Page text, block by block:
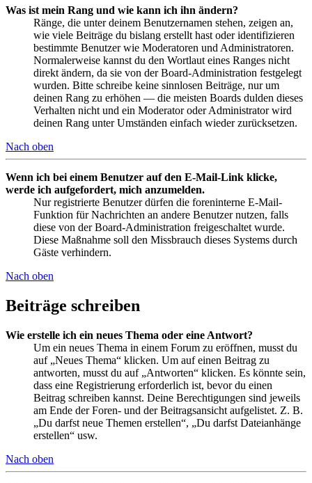
Was ist mein Rang und wie kann ich ihn ändern?
Ränge, die unter deinem Benutzernamen stehen, zeigen an,
wie viele Beiträge du bislang erstellt hast oder identifizieren
bestimmte Benutzer wie Moderatoren und Administratoren.
Normalerweise kannst du den Wortlaut eines Ranges nicht
direkt ändern, da sie von der Board-Administration festgelegt
wurden. Bitte schreibe keine sinnlosen Beiträge, nur um
deinen Rang zu erhöhen — die meisten Boards dulden dieses
Verhalten nicht und ein Moderator oder Administrator wird
deinen Rang unter Umständen einfach wieder zurücksetzen.
Nach oben
Wenn ich bei einem Benutzer auf den E-Mail-Link klicke,
werde ich aufgefordert, mich anzumelden.
Nur registrierte Benutzer dürfen die foreninterne E-Mail-
Funktion für Nachrichten an andere Benutzer nutzen, falls
diese von der Board-Administration freigeschaltet wurde.
Diese Maßnahme soll den Missbrauch dieses Systems durch
Gäste verhindern.
Nach oben
Beiträge schreiben
Wie erstelle ich ein neues Thema oder eine Antwort?
Um ein neues Thema in einem Forum zu eröffnen, musst du
auf „Neues Thema“ klicken. Um auf einen Beitrag zu
antworten, musst du auf „Antworten“ klicken. Es könnte sein,
dass eine Registrierung erforderlich ist, bevor du einen
Beitrag schreiben kannst. Deine Berechtigungen sind jeweils
am Ende der Foren- und der Beitragsansicht aufgelistet. Z. B.
„Du darfst neue Themen erstellen“, „Du darfst Dateianhänge
erstellen“ usw.
Nach oben